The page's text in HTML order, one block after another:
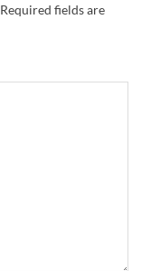
Required fields are